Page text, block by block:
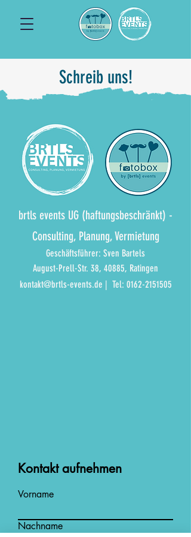
Schreib uns!
brtls events UG (haftungsbeschränkt) -
Consulting, Planung, Vermietung
Geschäftsführer: Sven Bartels
August-Prell-Str. 38, 40885, Ratingen
kontakt@brtls-events.de | Tel: 0162-2151505
Kontakt aufnehmen
Vorname
Nachname